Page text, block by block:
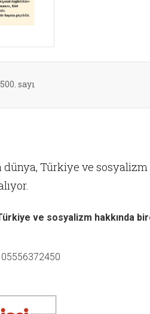
sayı
dünya, Türkiye ve sosyalizm
ve sosyalizm hakkında